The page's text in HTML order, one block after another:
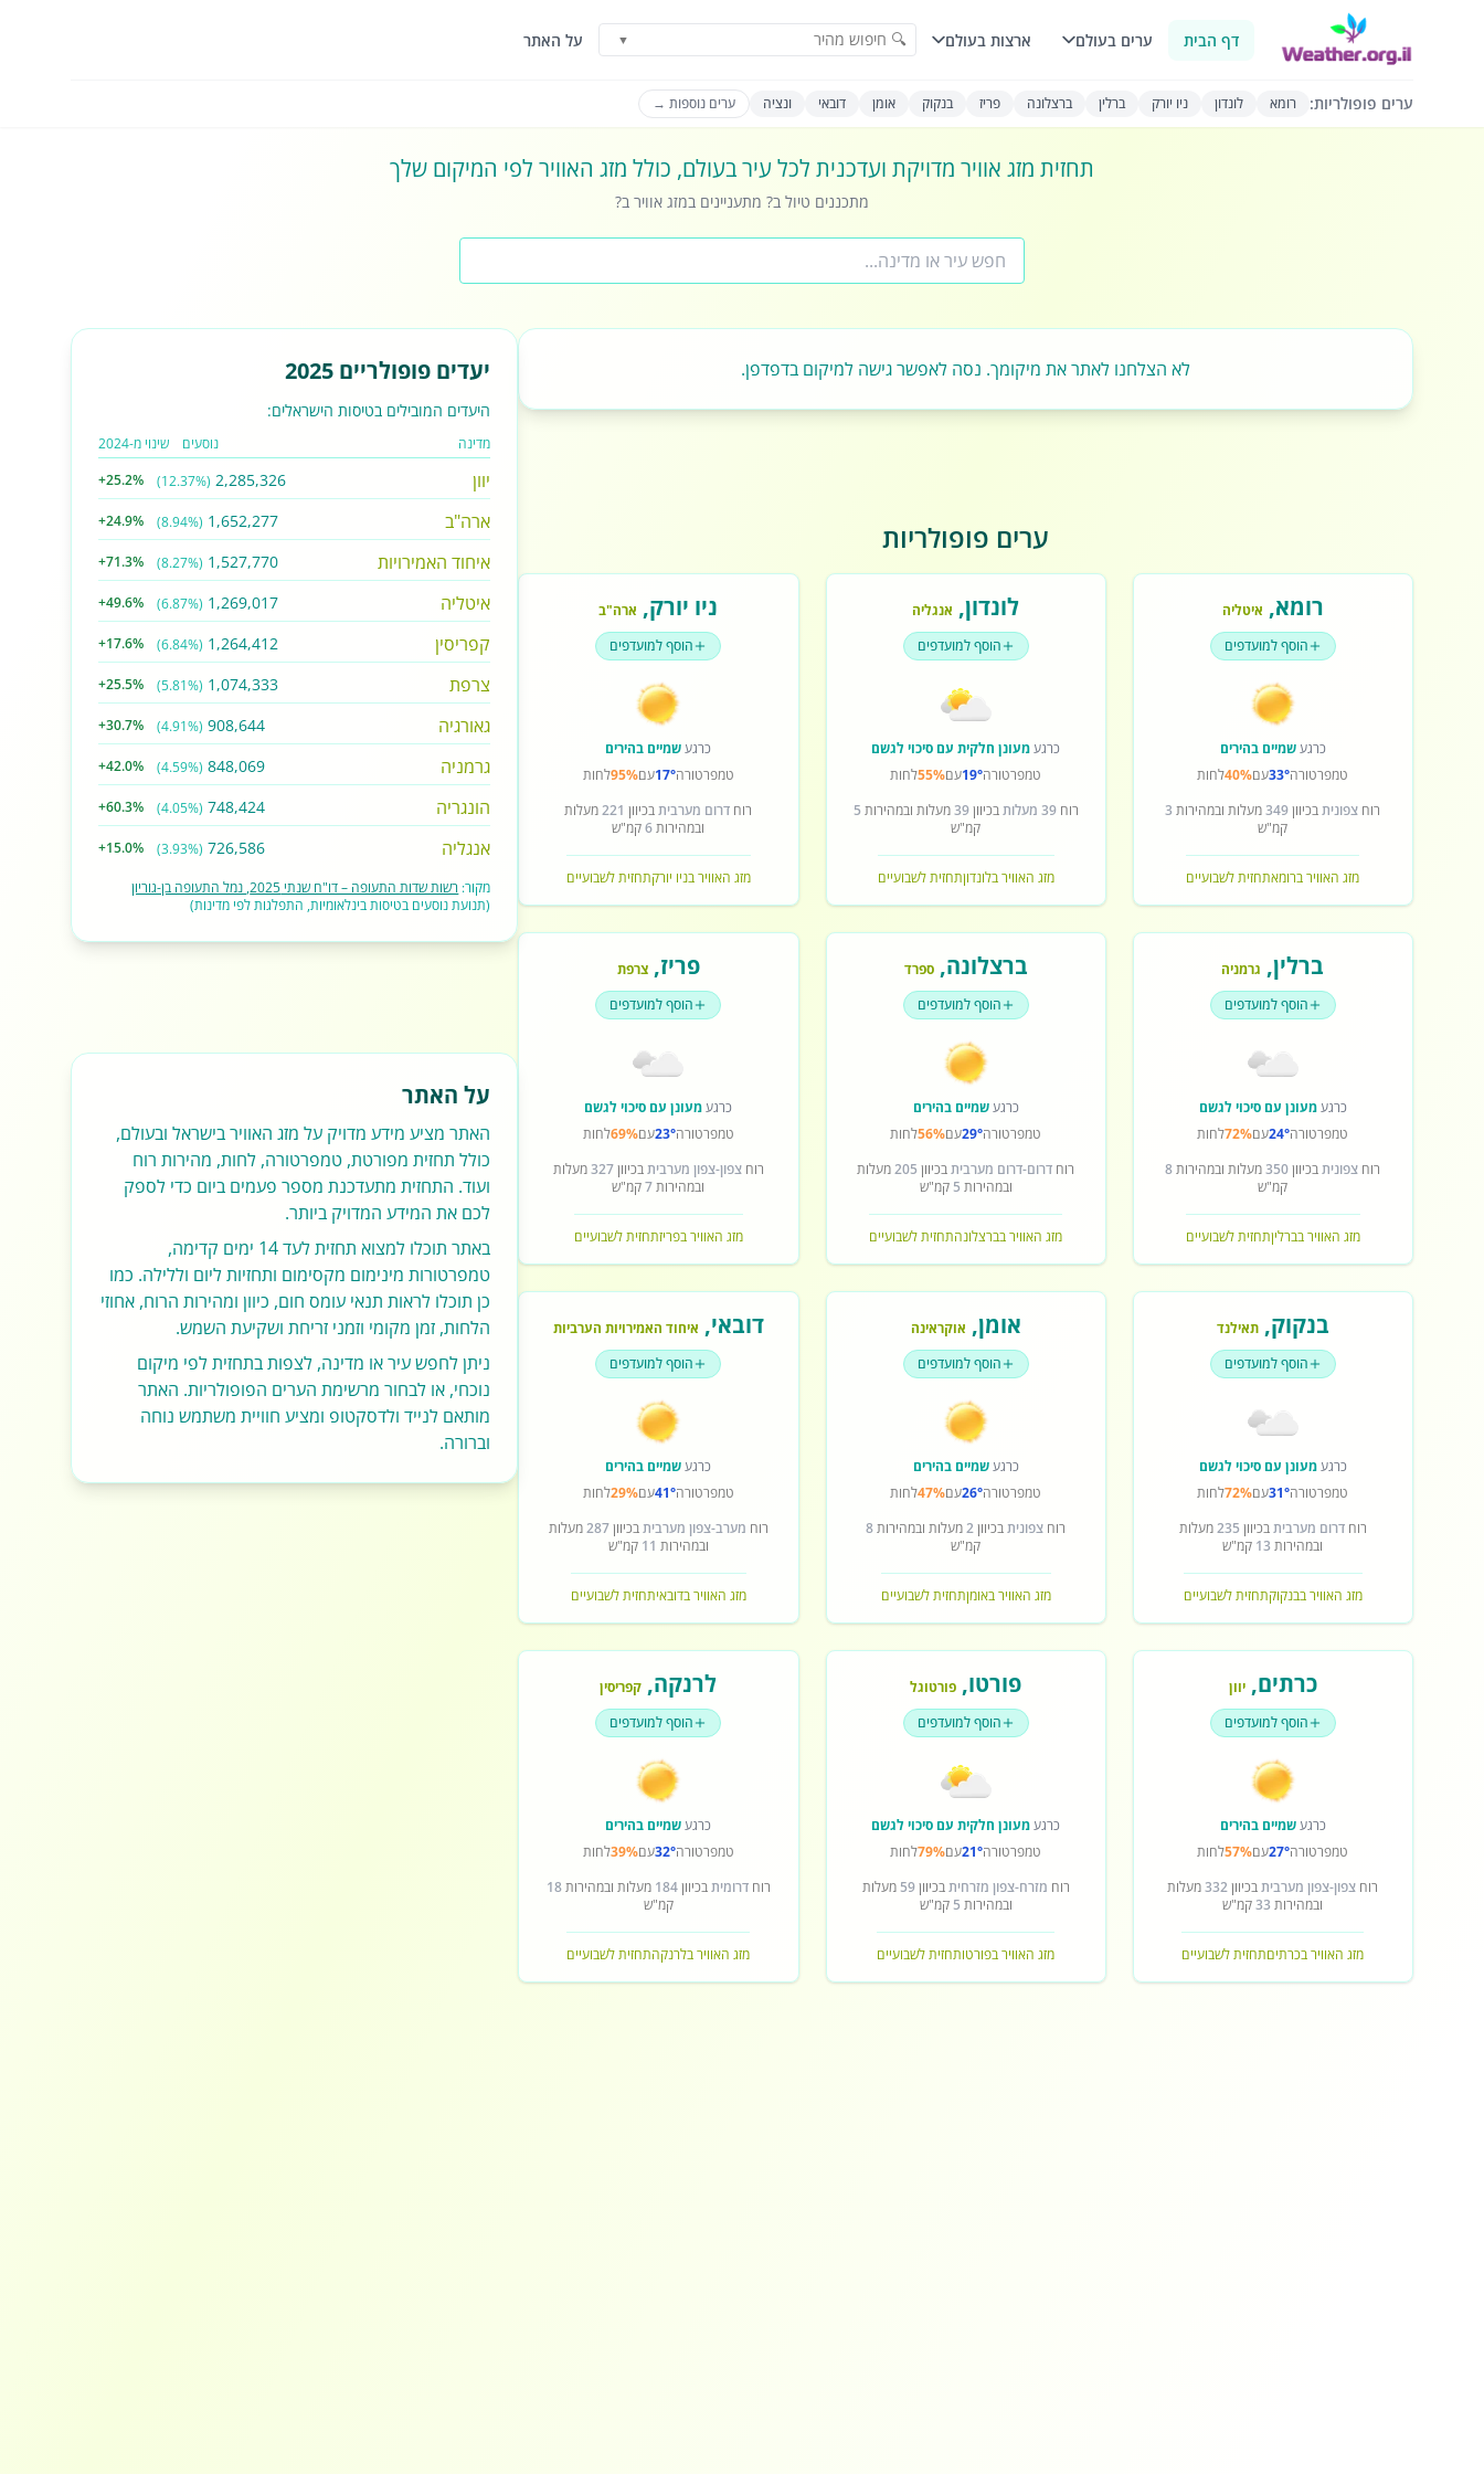
דף הבית ערים בעולם ארצות בעולם 🔍 חיפוש מהיר ▼ על האתר
ערים פופולריות: רומא לונדון ניו יורק ברלין ברצלונה פריז בנקוק אומן דובאי ונציה ערים נוספות →
תחזית מזג אוויר מדויקת ועדכנית לכל עיר בעולם, כולל מזג האוויר לפי המיקום שלך
מתכננים טיול ב? מתעניינים במזג אוויר ב?
לא הצלחנו לאתר את מיקומך. נסה לאפשר גישה למיקום בדפדפן.
ערים פופולריות
רומא, איטליה
הוסף למועדפים
כרגעשמיים בהירים
טמפרטורה33°עם40%לחות
רוח צפוניתבכיוון349מעלות ובמהירות 3
קמ"ש
מזג האוויר ברומאתחזית לשבועיים
לונדון, אנגליה
הוסף למועדפים
כרגעמעונן חלקית עם סיכוי לגשם
טמפרטורה19°עם55%לחות
רוח39 מעלות בכיוון39מעלות ובמהירות 5
קמ"ש
מזג האוויר בלונדוןתחזית לשבועיים
ניו יורק, ארה"ב
הוסף למועדפים
כרגעשמיים בהירים
טמפרטורה17°עם95%לחות
רוח דרום מערביתבכיוון 221מעלות
ובמהירות6קמ"ש
מזג האוויר בניו יורקתחזית לשבועיים
ברלין, גרמניה
הוסף למועדפים
כרגעמעונן עם סיכוי לגשם
טמפרטורה24°עם72%לחות
רוח צפוניתבכיוון350מעלות ובמהירות8
קמ"ש
מזג האוויר בברליןתחזית לשבועיים
ברצלונה,ספרד
הוסף למועדפים
כרגעשמיים בהירים
טמפרטורה29°עם56%לחות
רוח דרום-דרום מערביתבכיוון 205מעלות
ובמהירות 5 קמ"ש
מזג האוויר בברצלונהתחזית לשבועיים
פריז,צרפת
הוסף למועדפים
כרגעמעונן עם סיכוי לגשם
טמפרטורה23°עם69%לחות
רוחצפון-צפון מערביתבכיוון327מעלות
ובמהירות7קמ"ש
מזג האוויר בפריזתחזית לשבועיים
בנקוק,תאילנד
הוסף למועדפים
כרגעמעונן עם סיכוי לגשם
טמפרטורה31°עם72%לחות
רוחדרום מערביתבכיוון 235מעלות
ובמהירות 13 קמ"ש
מזג האוויר בבנקוקתחזית לשבועיים
אומן, אוקראינה
הוסף למועדפים
כרגעשמיים בהירים
טמפרטורה26°עם47%לחות
רוח צפוניתבכיוון2מעלות ובמהירות8
קמ"ש
מזג האוויר באומןתחזית לשבועיים
דובאי, איחוד האמירויות הערביות
הוסף למועדפים
כרגעשמיים בהירים
טמפרטורה41°עם29%לחות
רוח מערב-צפון מערביתבכיוון287מעלות
ובמהירות 11 קמ"ש
מזג האוויר בדובאיתחזית לשבועיים
כרתים,יוון
הוסף למועדפים
כרגעשמיים בהירים
טמפרטורה27°עם57%לחות
רוח צפון-צפון מערביתבכיוון332מעלות
ובמהירות 33קמ"ש
מזג האוויר בכרתיםתחזית לשבועיים
פורטו, פורטוגל
הוסף למועדפים
כרגעמעונן חלקית עם סיכוי לגשם
טמפרטורה21°עם79%לחות
רוח מזרח-צפון מזרחיתבכיוון59 מעלות
ובמהירות 5 קמ"ש
מזג האוויר בפורטותחזית לשבועיים
לרנקה, קפריסין
הוסף למועדפים
כרגעשמיים בהירים
טמפרטורה32°עם39%לחות
רוחדרומיתבכיוון184 מעלות ובמהירות18
קמ"ש
מזג האוויר בלרנקהתחזית לשבועיים
יעדים פופולריים 2025
היעדים המובילים בטיסות הישראלים:
מדינה נוסעים שינוי מ-2024
יוון 2,285,326
(12.37%)
+25.2%
ארה"ב 1,652,277
(8.94%)
+24.9%
איחוד האמירויות 1,527,770
(8.27%)
+71.3%
איטליה 1,269,017
(6.87%)
+49.6%
קפריסין 1,264,412
(6.84%)
+17.6%
צרפת 1,074,333
(5.81%)
+25.5%
גאורגיה 908,644
(4.91%)
+30.7%
גרמניה 848,069
(4.59%)
+42.0%
הונגריה 748,424
(4.05%)
+60.3%
אנגליה 726,586
(3.93%)
+15.0%
מקור: רשות שדות התעופה – דו"ח שנתי 2025, נמל התעופה בן-גוריון
(תנועת נוסעים בטיסות בינלאומיות, התפלגות לפי מדינות)
על האתר
האתר מציע מידע מדויק על מזג האוויר בישראל ובעולם,
כולל תחזית מפורטת, טמפרטורה, לחות, מהירות רוח
ועוד. התחזית מתעדכנת מספר פעמים ביום כדי לספק
לכם את המידע המדויק ביותר.
באתר תוכלו למצוא תחזית לעד 14 ימים קדימה,
טמפרטורות מינימום מקסימום ותחזיות ליום וללילה. כמו
כן תוכלו לראות תנאי עומס חום, כיוון ומהירות הרוח, אחוזי
הלחות, זמן מקומי וזמני זריחת ושקיעת השמש.
ניתן לחפש עיר או מדינה, לצפות בתחזית לפי מיקום
נוכחי, או לבחור מרשימת הערים הפופולריות. האתר
מותאם לנייד ולדסקטופ ומציע חוויית משתמש נוחה
וברורה.